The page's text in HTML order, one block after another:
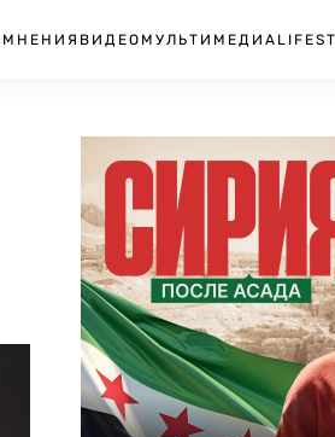
МНЕНИЯ ВИДЕО МУЛЬТИМЕДИА